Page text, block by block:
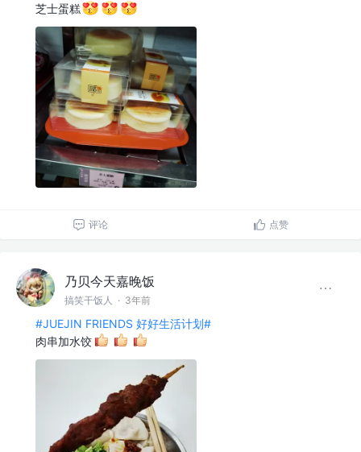
芝士蛋糕
评论 点赞
乃贝今天嘉晚饭
搞笑干饭人 · 3年前
#JUEJIN FRIENDS 好好生活计划#
肉串加水饺